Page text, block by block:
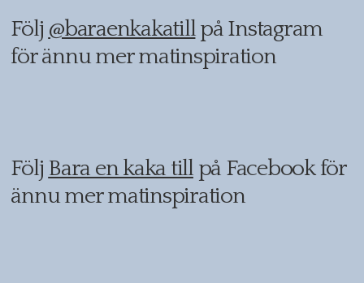
Följ @baraenkakatillpå Instagram
för ännu mer matinspiration
Följ Bara en kaka tillpå Facebook för
ännu mer matinspiration